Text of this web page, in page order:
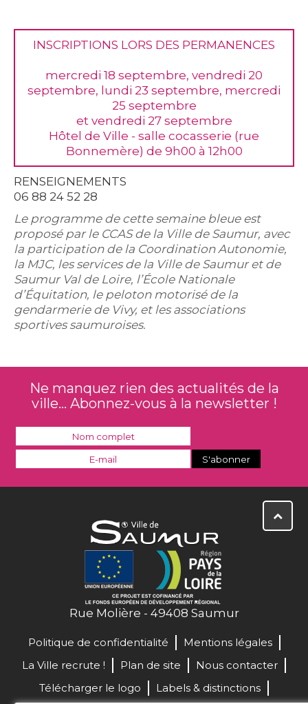
INSCRIPTIONS LORS DES PERMANENCES
mercredi 18 septembre, vendredi 20
septembre, lundi 23 septembre, mercredi
25 septembre
et vendredi 27 septembre
Hôtel de Ville - salle cocasserie (rue
Bonnemère) de 9h00 à 12h00
RENSEIGNEMENTS
06 88 24 52 28
Le programme de cette semaine bleue est
proposé par le CCAS de la Ville de Saumur, avec
la participation de la Coordination Autonomie,
la MJC, les services de la Ville de Saumur et de
Saumur Val de Loire, l’École Nationale
d’Équitation, le peloton motorisé de la
gendarmerie de Vivy, et les associations
sportives saumuroises.
Ne manquez rien des actualités de la
ville... Abonnez-vous à la newsletter !
Rue Molière - 49408 Saumur
Politique de confidentialité
Mentions légales
La Ville recrute !
Plan de site
Nous contacter
Télécharger le logo
Labels & distinctions